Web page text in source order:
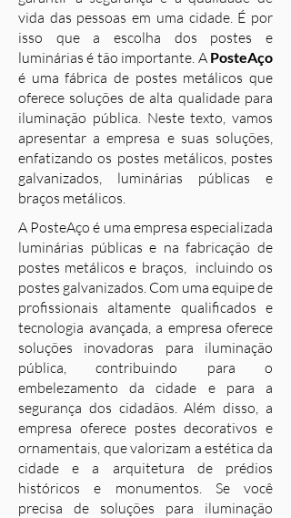
vida das pessoas em uma cidade. É por
isso que a escolha dos postes e
luminárias é tão importante. A PosteAço
é uma fábrica de postes metálicos que
oferece soluções de alta qualidade para
iluminação pública. Neste texto, vamos
apresentar a empresa e suas soluções,
enfatizando os postes metálicos, postes
galvanizados, luminárias públicas e
braços metálicos.
A PosteAço é uma empresa especializada
luminárias públicas e na fabricação de
postes metálicos e braços, incluindo os
postes galvanizados. Com uma equipe de
profissionais altamente qualificados e
tecnologia avançada, a empresa oferece
soluções inovadoras para iluminação
pública, contribuindo para o
embelezamento da cidade e para a
segurança dos cidadãos. Além disso, a
empresa oferece postes decorativos e
ornamentais, que valorizam a estética da
cidade e a arquitetura de prédios
históricos e monumentos. Se você
precisa de soluções para iluminação